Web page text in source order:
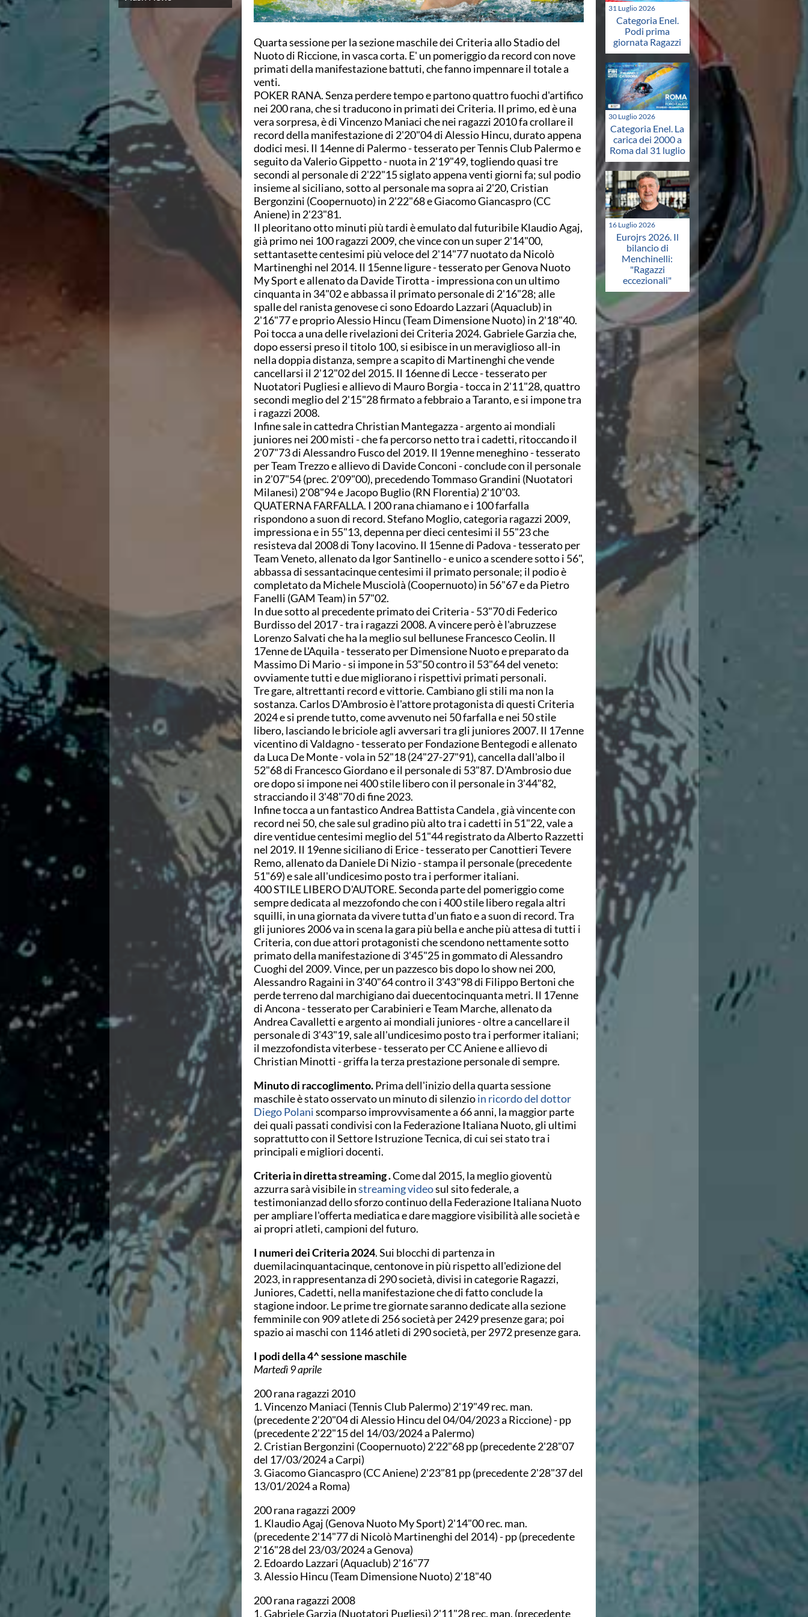
Campionato A2 Maschile
Storico Campionati 2003-2017
Trofei delle Regioni
News
Flash News
Waterpolo Channel
Tuffi
Eventi
Norme e documenti
Risultati e Classifiche
Azzurri
Primati
Analisi e Approfondimenti
Formazione
Sezione Salvamento
GUG
Composizione
Norme e documenti
Formazione
Sedi Regionali e Provinciali
Designazioni Arbitrali
Scuole Nuoto
Ricerca Scuole Nuoto
Manuale SNF
Diventa SNF
Propaganda
Norme e documenti
Risultati
Eventi
C. F. Complesso natatorio Foro Italico
C. F. Polo Acquatico Frecciarossa Ostia
C. F. Unipol BluStadium Pietralata
C. F. Polo Acquatico Enel - Valco San Paolo
C. F. Acerra "Carlo Pedersoli"
C. F. Napoli "Felice Scandone"
C.F. Palazzo del Nuoto Torino
C. F. Trieste "Bruno Bianchi"
C. F. Verona "Alberto Castagnetti"
Protezione Civile
Qualità
Sostenibilità
Privacy
Cookie Policy
Archivio News
Flash News
Galleria fotografica
Videogallery
Intranet
Webmail
Contatti
Mappa del sito
Quarta sessione per la sezione maschile dei Criteria allo Stadio del
Nuoto di Riccione, in vasca corta. E' un pomeriggio da record con nove
primati della manifestazione battuti, che fanno impennare il totale a
venti.
POKER RANA. Senza perdere tempo e partono quattro fuochi d'artifico
nei 200 rana, che si traducono in primati dei Criteria. Il primo, ed è una
vera sorpresa, è di Vincenzo Maniaci che nei ragazzi 2010 fa crollare il
record della manifestazione di 2'20"04 di Alessio Hincu, durato appena
dodici mesi. Il 14enne di Palermo - tesserato per Tennis Club Palermo e
seguito da Valerio Gippetto - nuota in 2'19"49, togliendo quasi tre
secondi al personale di 2'22"15 siglato appena venti giorni fa; sul podio
insieme al siciliano, sotto al personale ma sopra ai 2'20, Cristian
Bergonzini (Coopernuoto) in 2'22"68 e Giacomo Giancaspro (CC
Aniene) in 2'23"81.
Il pleoritano otto minuti più tardi è emulato dal futuribile Klaudio Agaj,
già primo nei 100 ragazzi 2009, che vince con un super 2'14"00,
settantasette centesimi più veloce del 2'14"77 nuotato da Nicolò
Martinenghi nel 2014. Il 15enne ligure - tesserato per Genova Nuoto
My Sport e allenato da Davide Tirotta - impressiona con un ultimo
cinquanta in 34"02 e abbassa il primato personale di 2'16"28; alle
spalle del ranista genovese ci sono Edoardo Lazzari (Aquaclub) in
2'16"77 e proprio Alessio Hincu (Team Dimensione Nuoto) in 2'18"40.
Poi tocca a una delle rivelazioni dei Criteria 2024. Gabriele Garzia che,
dopo essersi preso il titolo 100, si esibisce in un meraviglioso all-in
nella doppia distanza, sempre a scapito di Martinenghi che vende
cancellarsi il 2'12"02 del 2015. Il 16enne di Lecce - tesserato per
Nuotatori Pugliesi e allievo di Mauro Borgia - tocca in 2'11"28, quattro
secondi meglio del 2'15"28 firmato a febbraio a Taranto, e si impone tra
i ragazzi 2008.
Infine sale in cattedra Christian Mantegazza - argento ai mondiali
juniores nei 200 misti - che fa percorso netto tra i cadetti, ritoccando il
2'07"73 di Alessandro Fusco del 2019. Il 19enne meneghino - tesserato
per Team Trezzo e allievo di Davide Conconi - conclude con il personale
in 2'07"54 (prec. 2'09"00), precedendo Tommaso Grandini (Nuotatori
Milanesi) 2'08"94 e Jacopo Buglio (RN Florentia) 2'10"03.
QUATERNA FARFALLA. I 200 rana chiamano e i 100 farfalla
rispondono a suon di record. Stefano Moglio, categoria ragazzi 2009,
impressiona e in 55"13, depenna per dieci centesimi il 55"23 che
resisteva dal 2008 di Tony Iacovino. Il 15enne di Padova - tesserato per
Team Veneto, allenato da Igor Santinello - e unico a scendere sotto i 56",
abbassa di sessantacinque centesimi il primato personale; il podio è
completato da Michele Musciolà (Coopernuoto) in 56"67 e da Pietro
Fanelli (GAM Team) in 57"02.
In due sotto al precedente primato dei Criteria - 53"70 di Federico
Burdisso del 2017 - tra i ragazzi 2008. A vincere però è l'abruzzese
Lorenzo Salvati che ha la meglio sul bellunese Francesco Ceolin. Il
17enne de L'Aquila - tesserato per Dimensione Nuoto e preparato da
Massimo Di Mario - si impone in 53"50 contro il 53"64 del veneto:
ovviamente tutti e due migliorano i rispettivi primati personali.
Tre gare, altrettanti record e vittorie. Cambiano gli stili ma non la
sostanza. Carlos D'Ambrosio è l'attore protagonista di questi Criteria
2024 e si prende tutto, come avvenuto nei 50 farfalla e nei 50 stile
libero, lasciando le briciole agli avversari tra gli juniores 2007. Il 17enne
vicentino di Valdagno - tesserato per Fondazione Bentegodi e allenato
da Luca De Monte - vola in 52"18 (24"27-27"91), cancella dall'albo il
52"68 di Francesco Giordano e il personale di 53"87. D'Ambrosio due
ore dopo si impone nei 400 stile libero con il personale in 3'44"82,
stracciando il 3'48"70 di fine 2023.
Infine tocca a un fantastico Andrea Battista Candela , già vincente con
record nei 50, che sale sul gradino più alto tra i cadetti in 51"22, vale a
dire ventidue centesimi meglio del 51"44 registrato da Alberto Razzetti
nel 2019. Il 19enne siciliano di Erice - tesserato per Canottieri Tevere
Remo, allenato da Daniele Di Nizio - stampa il personale (precedente
51"69) e sale all'undicesimo posto tra i performer italiani.
400 STILE LIBERO D'AUTORE. Seconda parte del pomeriggio come
sempre dedicata al mezzofondo che con i 400 stile libero regala altri
squilli, in una giornata da vivere tutta d'un fiato e a suon di record. Tra
gli juniores 2006 va in scena la gara più bella e anche più attesa di tutti i
Criteria, con due attori protagonisti che scendono nettamente sotto
primato della manifestazione di 3'45"25 in gommato di Alessandro
Cuoghi del 2009. Vince, per un pazzesco bis dopo lo show nei 200,
Alessandro Ragaini in 3'40"64 contro il 3'43"98 di Filippo Bertoni che
perde terreno dal marchigiano dai duecentocinquanta metri. Il 17enne
di Ancona - tesserato per Carabinieri e Team Marche, allenato da
Andrea Cavalletti e argento ai mondiali juniores - oltre a cancellare il
personale di 3'43"19, sale all'undicesimo posto tra i performer italiani;
il mezzofondista viterbese - tesserato per CC Aniene e allievo di
Christian Minotti - griffa la terza prestazione personale di sempre.
Minuto di raccoglimento.Prima dell'inizio della quarta sessione
maschile è stato osservato un minuto di silenzioin ricordo del dottor
Diego Polaniscomparso improvvisamente a 66 anni, la maggior parte
dei quali passati condivisi con la Federazione Italiana Nuoto, gli ultimi
soprattutto con il Settore Istruzione Tecnica, di cui sei stato tra i
principali e migliori docenti.
Criteria in diretta streaming .Come dal 2015, la meglio gioventù
azzurra sarà visibile instreaming videosul sito federale, a
testimonianzad dello sforzo continuo della Federazione Italiana Nuoto
per ampliare l'offerta mediatica e dare maggiore visibilità alle società e
ai propri atleti, campioni del futuro.
I numeri dei Criteria 2024. Sui blocchi di partenza in
duemilacinquantacinque, centonove in più rispetto all'edizione del
2023, in rappresentanza di 290 società, divisi in categorie Ragazzi,
Juniores, Cadetti, nella manifestazione che di fatto conclude la
stagione indoor. Le prime tre giornate saranno dedicate alla sezione
femminile con 909 atlete di 256 società per 2429 presenze gara; poi
spazio ai maschi con 1146 atleti di 290 società, per 2972 presenze gara.
I podi della 4^ sessione maschile
Martedì 9 aprile
200 rana ragazzi 2010
1. Vincenzo Maniaci (Tennis Club Palermo) 2'19"49 rec. man.
(precedente 2'20"04 di Alessio Hincu del 04/04/2023 a Riccione) - pp
(precedente 2'22"15 del 14/03/2024 a Palermo)
2. Cristian Bergonzini (Coopernuoto) 2'22"68 pp (precedente 2'28"07
del 17/03/2024 a Carpi)
3. Giacomo Giancaspro (CC Aniene) 2'23"81 pp (precedente 2'28"37 del
13/01/2024 a Roma)
200 rana ragazzi 2009
1. Klaudio Agaj (Genova Nuoto My Sport) 2'14"00 rec. man.
(precedente 2'14"77 di Nicolò Martinenghi del 2014) - pp (precedente
2'16"28 del 23/03/2024 a Genova)
2. Edoardo Lazzari (Aquaclub) 2'16"77
3. Alessio Hincu (Team Dimensione Nuoto) 2'18"40
200 rana ragazzi 2008
1. Gabriele Garzia (Nuotatori Pugliesi) 2'11"28 rec. man. (precedente
31 Luglio 2026
Categoria Enel.
Podi prima
giornata Ragazzi
30 Luglio 2026
Categoria Enel. La
carica dei 2000 a
Roma dal 31 luglio
16 Luglio 2026
Eurojrs 2026. Il
bilancio di
Menchinelli:
"Ragazzi
eccezionali"